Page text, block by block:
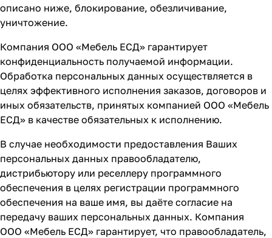
описано ниже, блокирование, обезличивание,
уничтожение.
Компания ООО «Мебель ЕСД» гарантирует
конфиденциальность получаемой информации.
Обработка персональных данных осуществляется в
целях эффективного исполнения заказов, договоров и
иных обязательств, принятых компанией ООО «Мебель
ЕСД» в качестве обязательных к исполнению.
В случае необходимости предоставления Ваших
персональных данных правообладателю,
дистрибьютору или реселлеру программного
обеспечения в целях регистрации программного
обеспечения на ваше имя, вы даёте согласие на
передачу ваших персональных данных. Компания
ООО «Мебель ЕСД» гарантирует, что правообладатель,